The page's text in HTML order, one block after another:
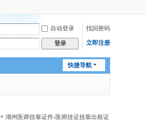
自动登录 找回密码
登录 立即注册
快捷导航
湖州医师挂靠证件-医师挂证挂靠出租证